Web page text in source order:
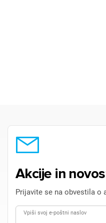
Akcije in
Prijavite se na obvestila o
Vpiši svoj e-poštni naslov